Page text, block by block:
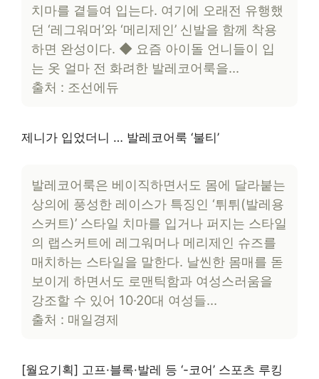
치마를 곁들여 입는다. 여기에 오래전 유행했
던 ‘레그워머’와 ‘메리제인’ 신발을 함께 착용
하면 완성이다. ◆ 요즘 아이돌 언니들이 입
는 옷 얼마 전 화려한 발레코어룩을…
출처 : 조선에듀
제니가 입었더니 … 발레코어룩 ‘불티’
발레코어룩은 베이직하면서도 몸에 달라붙는
상의에 풍성한 레이스가 특징인 ‘튀튀(발레용
스커트)’ 스타일 치마를 입거나 퍼지는 스타일
의 랩스커트에 레그워머나 메리제인 슈즈를
매치하는 스타일을 말한다. 날씬한 몸매를 돋
보이게 하면서도 로맨틱함과 여성스러움을
강조할 수 있어 10·20대 여성들…
출처 : 매일경제
[월요기획] 고프·블록·발레 등 ‘-코어’ 스포츠 루킹